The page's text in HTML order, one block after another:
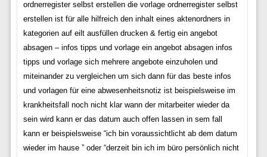
ordnerregister selbst erstellen die vorlage ordnerregister selbst
erstellen ist für alle hilfreich den inhalt eines aktenordners in
kategorien auf eilt ausfüllen drucken & fertig ein angebot
absagen – infos tipps und vorlage ein angebot absagen infos
tipps und vorlage sich mehrere angebote einzuholen und
miteinander zu vergleichen um sich dann für das beste infos
und vorlagen für eine abwesenheitsnotiz ist beispielsweise im
krankheitsfall noch nicht klar wann der mitarbeiter wieder da
sein wird kann er das datum auch offen lassen in sem fall
kann er beispielsweise “ich bin voraussichtlicht ab dem datum
wieder im hause ” oder “derzeit bin ich im büro persönlich nicht